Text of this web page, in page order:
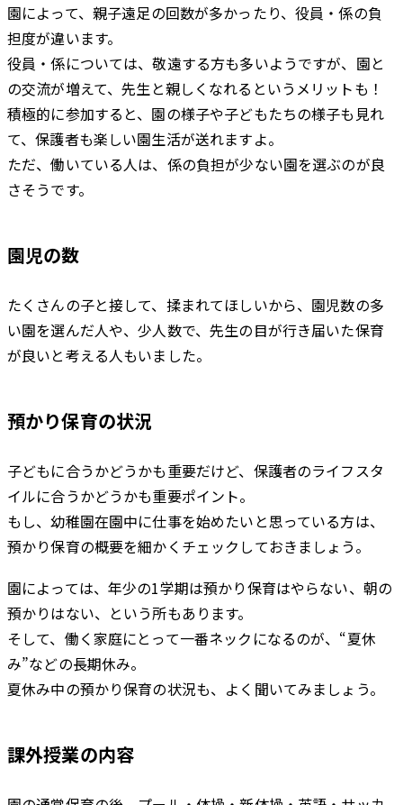
園によって、親子遠足の回数が多かったり、役員・係の負
担度が違います。
役員・係については、敬遠する方も多いようですが、園と
の交流が増えて、先生と親しくなれるというメリットも！
積極的に参加すると、園の様子や子どもたちの様子も見れ
て、保護者も楽しい園生活が送れますよ。
ただ、働いている人は、係の負担が少ない園を選ぶのが良
さそうです。
園児の数
たくさんの子と接して、揉まれてほしいから、園児数の多
い園を選んだ人や、少人数で、先生の目が行き届いた保育
が良いと考える人もいました。
預かり保育の状況
子どもに合うかどうかも重要だけど、保護者のライフスタ
イルに合うかどうかも重要ポイント。
もし、幼稚園在園中に仕事を始めたいと思っている方は、
預かり保育の概要を細かくチェックしておきましょう。
園によっては、年少の1学期は預かり保育はやらない、朝の
預かりはない、という所もあります。
そして、働く家庭にとって一番ネックになるのが、“夏休
み”などの長期休み。
夏休み中の預かり保育の状況も、よく聞いてみましょう。
課外授業の内容